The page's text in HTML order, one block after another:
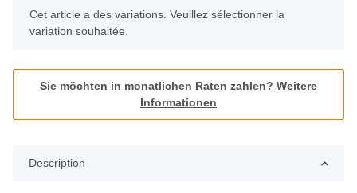
x
Cet article a des variations. Veuillez sélectionner la
variation souhaitée.
Sie möchten in monatlichen Raten zahlen? Weitere
Informationen
Description